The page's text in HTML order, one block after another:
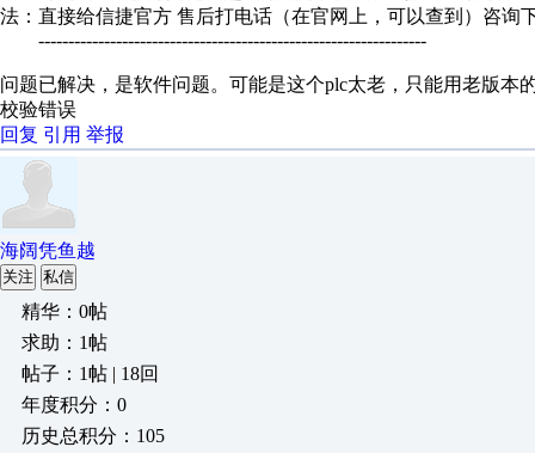
法：直接给信捷官方 售后打电话（在官网上，可以查到）咨询
-----------------------------------------------------------------
问题已解决，是软件问题。可能是这个plc太老，只能用老版
校验错误
回复 引用 举报
海阔凭鱼越
关注 私信
精华：0帖
求助：1帖
帖子：1帖 | 18回
年度积分：0
历史总积分：105